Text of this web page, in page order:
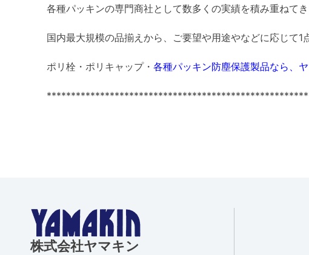
各種パッキンの専門商社として数多くの実績を積み重ねてき
国内最大規模の品揃えから、ご要望や用途やなどに応じて1
ポリ栓・ポリキャップ・ 各種パッキン防塵保護製品なら、
株式会社ヤマキン